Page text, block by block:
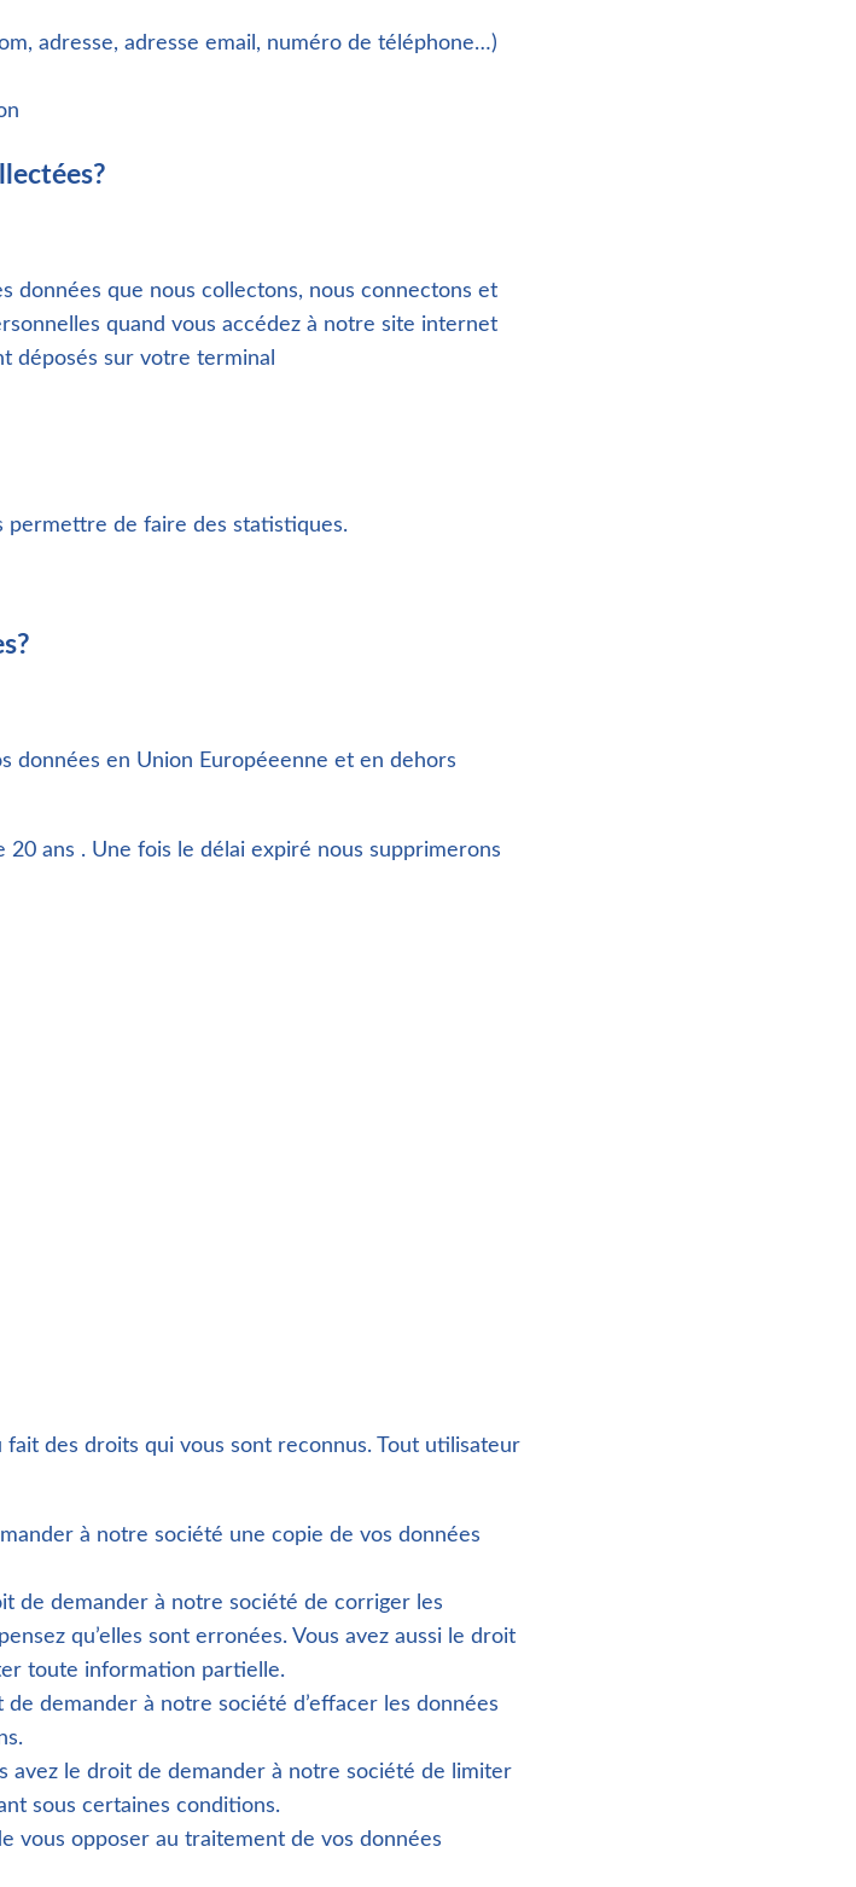
adresse, adresse email, numéro de téléphone…)
données que nous collectons, nous connectons et
quand vous accédez à notre site internet
déposés sur votre terminal
permettre de faire des statistiques.
données en Union Européeenne et en dehors
20 ans . Une fois le délai expiré nous supprimerons
des droits qui vous sont reconnus. Tout utilisateur
à notre société une copie de vos données
de demander à notre société de corriger les
qu’elles sont erronées. Vous avez aussi le droit
toute information partielle.
demander à notre société d’effacer les données
avez le droit de demander à notre société de limiter
sous certaines conditions.
vous opposer au traitement de vos données